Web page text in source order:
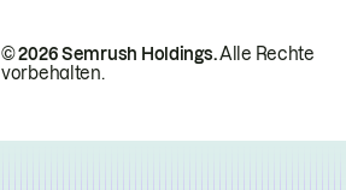
© 2026 Semrush Holdings.Alle Rechte
vorbehalten.